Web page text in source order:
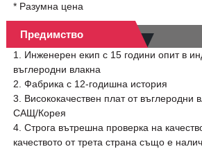
* Разумна цена
Предимство
1. Инженерен екип с 15 години опит в
въглеродни влакна
2. Фабрика с 12-годишна история
3. Висококачествен плат от въглеродни
САЩ/Корея
4. Строга вътрешна проверка на
качеството от трета страна също е